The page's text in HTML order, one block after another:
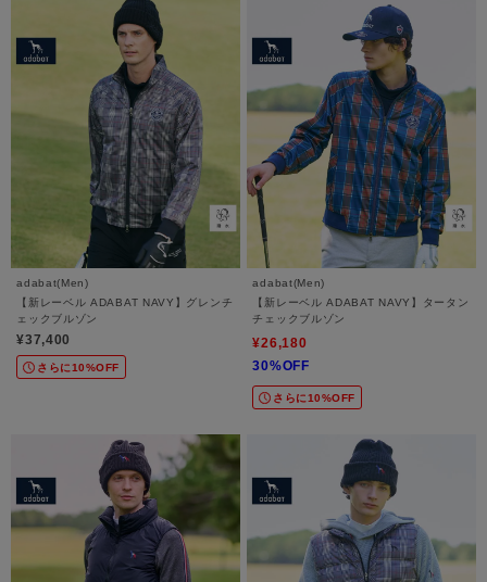
adabat(Men)
【新レーベル ADABAT NAVY】グレンチ
ェックブルゾン
¥37,400
さらに10%OFF
adabat(Men)
【新レーベル ADABAT NAVY】タータン
チェックブルゾン
¥26,180
30%OFF
さらに10%OFF